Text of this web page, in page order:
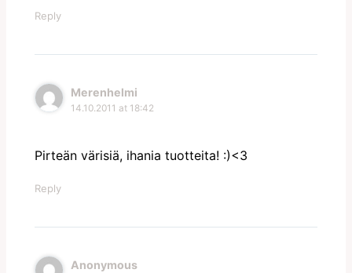
Reply
Merenhelmi
14.10.2011 at 18:42
Pirteän värisiä, ihania tuotteita! :)<3
Reply
Anonymous